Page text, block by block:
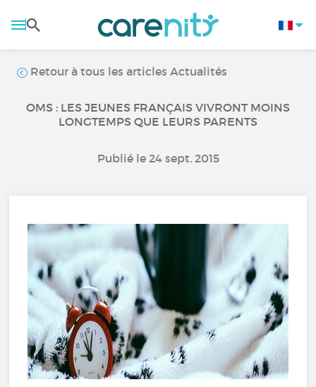
Retour à tous les articles Actualités
OMS : LES JEUNES FRANÇAIS VIVRONT MOINS
LONGTEMPS QUE LEURS PARENTS
Publié le 24 sept. 2015